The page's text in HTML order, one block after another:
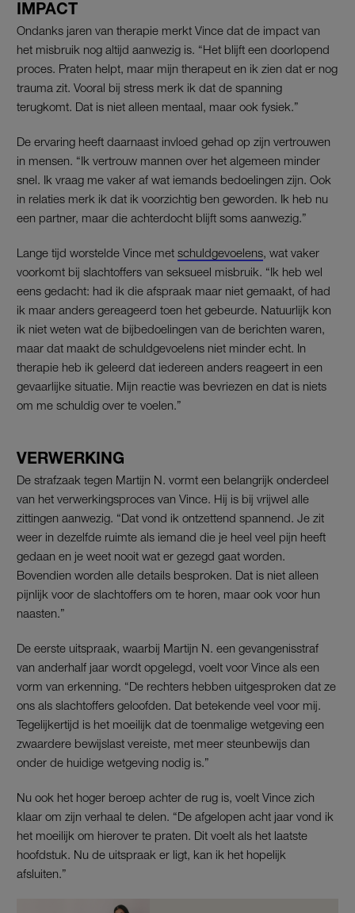
IMPACT
Ondanks jaren van therapie merkt Vince dat de impact van
het misbruik nog altijd aanwezig is. “Het blijft een doorlopend
proces. Praten helpt, maar mijn therapeut en ik zien dat er nog
trauma zit. Vooral bij stress merk ik dat de spanning
terugkomt. Dat is niet alleen mentaal, maar ook fysiek.”
De ervaring heeft daarnaast invloed gehad op zijn vertrouwen
in mensen. “Ik vertrouw mannen over het algemeen minder
snel. Ik vraag me vaker af wat iemands bedoelingen zijn. Ook
in relaties merk ik dat ik voorzichtig ben geworden. Ik heb nu
een partner, maar die achterdocht blijft soms aanwezig.”
Lange tijd worstelde Vince met schuldgevoelens , wat vaker
voorkomt bij slachtoffers van seksueel misbruik. “Ik heb wel
eens gedacht: had ik die afspraak maar niet gemaakt, of had
ik maar anders gereageerd toen het gebeurde. Natuurlijk kon
ik niet weten wat de bijbedoelingen van de berichten waren,
maar dat maakt de schuldgevoelens niet minder echt. In
therapie heb ik geleerd dat iedereen anders reageert in een
gevaarlijke situatie. Mijn reactie was bevriezen en dat is niets
om me schuldig over te voelen.”
VERWERKING
De strafzaak tegen Martijn N. vormt een belangrijk onderdeel
van het verwerkingsproces van Vince. Hij is bij vrijwel alle
zittingen aanwezig. “Dat vond ik ontzettend spannend. Je zit
weer in dezelfde ruimte als iemand die je heel veel pijn heeft
gedaan en je weet nooit wat er gezegd gaat worden.
Bovendien worden alle details besproken. Dat is niet alleen
pijnlijk voor de slachtoffers om te horen, maar ook voor hun
naasten.”
De eerste uitspraak, waarbij Martijn N. een gevangenisstraf
van anderhalf jaar wordt opgelegd, voelt voor Vince als een
vorm van erkenning. “De rechters hebben uitgesproken dat ze
ons als slachtoffers geloofden. Dat betekende veel voor mij.
Tegelijkertijd is het moeilijk dat de toenmalige wetgeving een
zwaardere bewijslast vereiste, met meer steunbewijs dan
onder de huidige wetgeving nodig is.”
Nu ook het hoger beroep achter de rug is, voelt Vince zich
klaar om zijn verhaal te delen. “De afgelopen acht jaar vond ik
het moeilijk om hierover te praten. Dit voelt als het laatste
hoofdstuk. Nu de uitspraak er ligt, kan ik het hopelijk
afsluiten.”